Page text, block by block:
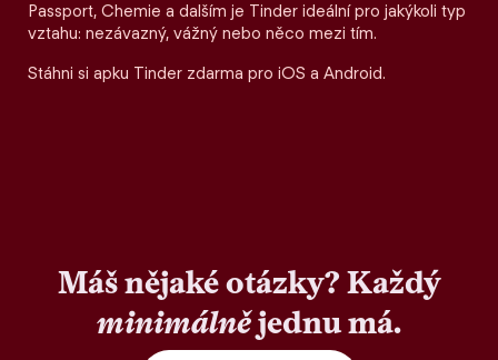
Passport, Chemie a dalším je Tinder ideální pro jakýkoli typ
vztahu: nezávazný, vážný nebo něco mezi tím.
Stáhni si apku Tinder zdarma pro iOS a Android.
Máš nějaké otázky? Každý
minimálnějednu má.